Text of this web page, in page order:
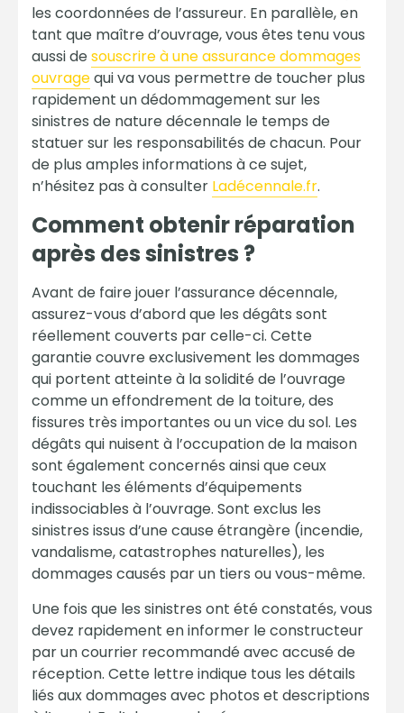
les coordonnées de l’assureur. En parallèle, en
tant que maître d’ouvrage, vous êtes tenu vous
aussi desouscrire à une assurance dommages
ouvragequi va vous permettre de toucher plus
rapidement un dédommagement sur les
sinistres de nature décennale le temps de
statuer sur les responsabilités de chacun. Pour
de plus amples informations à ce sujet,
n’hésitez pas à consulter Ladécennale.fr.
Comment obtenir réparation
après des sinistres ?
Avant de faire jouer l’assurance décennale,
assurez-vous d’abord que les dégâts sont
réellement couverts par celle-ci. Cette
garantie couvre exclusivement les dommages
qui portent atteinte à la solidité de l’ouvrage
comme un effondrement de la toiture, des
fissures très importantes ou un vice du sol. Les
dégâts qui nuisent à l’occupation de la maison
sont également concernés ainsi que ceux
touchant les éléments d’équipements
indissociables à l’ouvrage. Sont exclus les
sinistres issus d’une cause étrangère (incendie,
vandalisme, catastrophes naturelles), les
dommages causés par un tiers ou vous-même.
Une fois que les sinistres ont été constatés, vous
devez rapidement en informer le constructeur
par un courrier recommandé avec accusé de
réception. Cette lettre indique tous les détails
liés aux dommages avec photos et descriptions